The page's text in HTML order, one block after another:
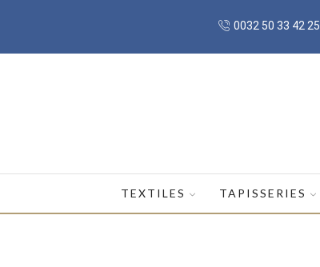
0032 50 33 42 25
TEXTILES TAPISSERIES